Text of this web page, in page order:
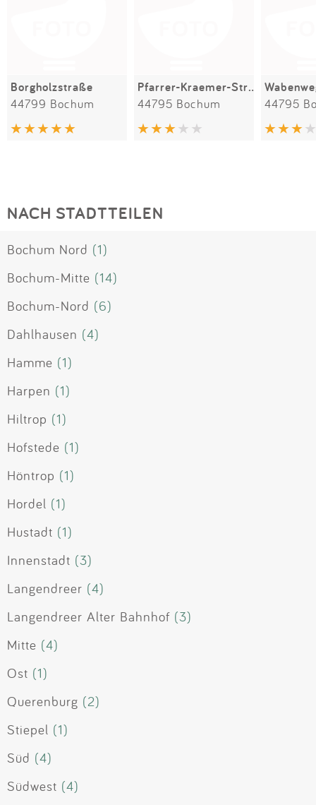
Borgholzstraße
44799 Bochum
Pfarrer-Kraemer-Straße / Bispingsweg
44795 Bochum 44795
NACH STADTTEILEN
Bochum Nord (1)
Bochum-Mitte (14)
Bochum-Nord (6)
Dahlhausen (4)
Hamme (1)
Harpen (1)
Hiltrop (1)
Hofstede (1)
Höntrop (1)
Hordel (1)
Hustadt (1)
Innenstadt (3)
Langendreer (4)
Langendreer Alter Bahnhof (3)
Mitte (4)
Ost (1)
Querenburg (2)
Stiepel (1)
Süd (4)
Südwest (4)